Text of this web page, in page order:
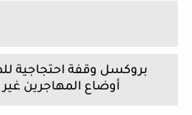
بروكسل وقفة احتجاجية
أوضاع المهاجرين